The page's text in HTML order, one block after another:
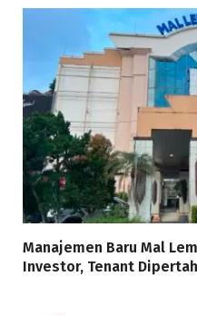
Manajemen Baru Mal
Investor, Tenant